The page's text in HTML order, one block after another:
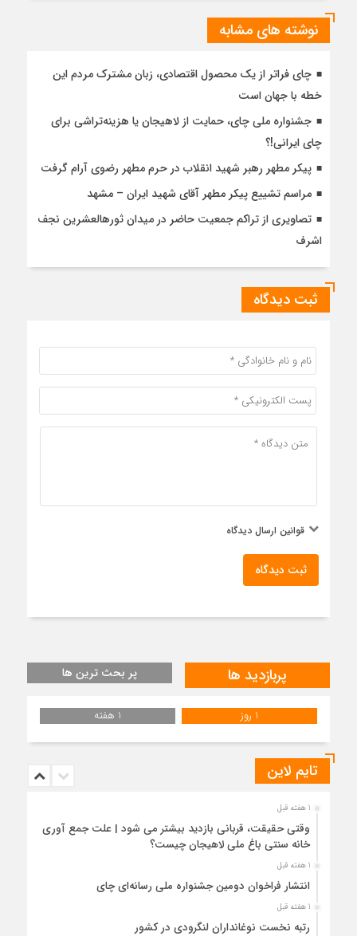
نوشته های مشابه
چای فراتر از یک محصول اقتصادی، زبان مشترک مردم این
خطه با جهان است
جشنواره ملی چای، حمایت از لاهیجان یا هزینه‌تراشی برای
چای ایرانی!؟
پیکر مطهر رهبر شهید انقلاب در حرم مطهر رضوی آرام گرفت
مراسم تشییع پیکر مطهر آقای شهید ایران – مشهد
تصاویری از تراکم جمعیت حاضر در میدان ثورهالعشرین نجف
اشرف
ثبت دیدگاه
قوانین ارسال دیدگاه
ثبت دیدگاه
پربازدید ها پر بحث ترین ها
1 روز 1 هفته
تایم لاین
1 هفته قبل
وقتی حقیقت، قربانی بازدید بیشتر می شود | علت جمع آوری
خانه سنتی باغ ملی لاهیجان چیست؟
1 هفته قبل
انتشار فراخوان دومین جشنواره ملی رسانه‌ای چای
1 هفته قبل
رتبه نخست نوغانداران لنگرودی در کشور